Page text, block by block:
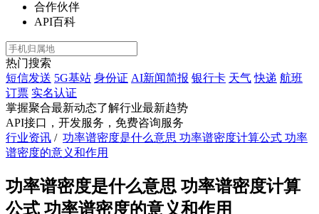
合作伙伴
API百科
热门搜索
短信发送 5G基站 身份证 AI新闻简报 银行卡 天气 快递 航班
订票 实名认证
掌握聚合最新动态了解行业最新趋势
API接口，开发服务，免费咨询服务
行业资讯 / 功率谱密度是什么意思 功率谱密度计算公式 功率
谱密度的意义和作用
功率谱密度是什么意思 功率谱密度计算
公式 功率谱密度的意义和作用